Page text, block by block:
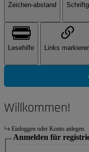
Zeichen-abstand
Lesehilfe Links
Willkommen!
Einloggen oder Konto anlegen.
Anmelden für